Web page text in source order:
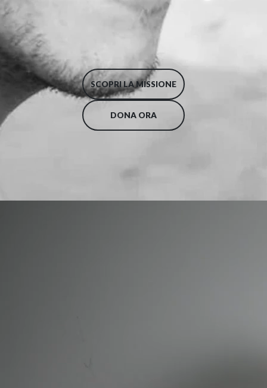
SCOPRI LA MISSIONE
DONA ORA